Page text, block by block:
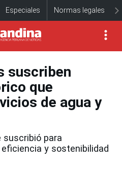
Especiales Normas legales
suscriben
que
de agua y
para
y sostenibilidad